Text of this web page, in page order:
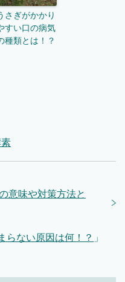
さぎがかかり
すい口の病気
種類とは！？
意味や対策方法と
らない原因は何！？ 」